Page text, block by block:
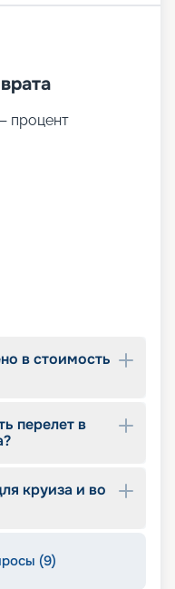
круизов
с
путешествие
и купить самые
процент
в стоимость
перелет в
круиза и во
(9)